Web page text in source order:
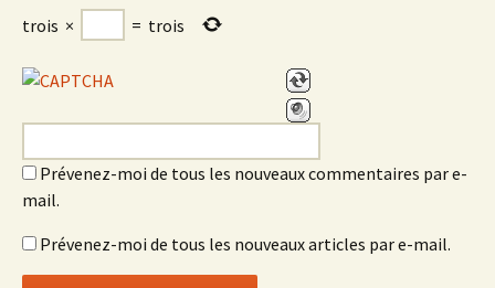
trois × = trois
Prévenez-moi de tous les nouveaux commentaires par e-
mail.
Prévenez-moi de tous les nouveaux articles par e-mail.